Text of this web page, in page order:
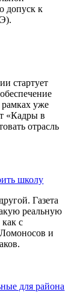
допуск к
стартует
рамках уже
«Кадры в
отрасль
школу
Газета
реальную
с
и
для района